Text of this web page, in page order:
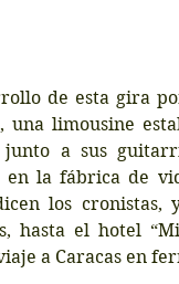
de esta gira
una limousine
a sus
la fábrica de
los cronistas,
hasta el hotel
a Caracas en